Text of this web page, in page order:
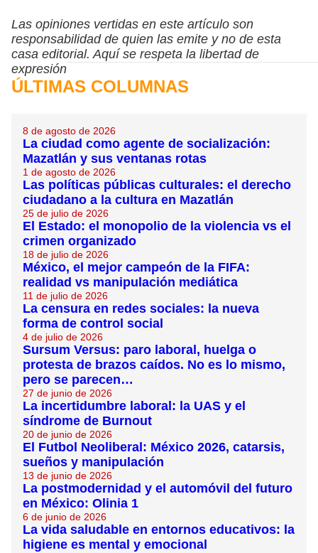
Las opiniones vertidas en este artículo son
responsabilidad de quien las emite y no de esta
casa editorial. Aquí se respeta la libertad de
expresión
ÚLTIMAS COLUMNAS
8 de agosto de 2026
La ciudad como agente de socialización:
Mazatlán y sus ventanas rotas
1 de agosto de 2026
Las políticas públicas culturales: el derecho
ciudadano a la cultura en Mazatlán
25 de julio de 2026
El Estado: el monopolio de la violencia vs el
crimen organizado
18 de julio de 2026
México, el mejor campeón de la FIFA:
realidad vs manipulación mediática
11 de julio de 2026
La censura en redes sociales: la nueva
forma de control social
4 de julio de 2026
Sursum Versus: paro laboral, huelga o
protesta de brazos caídos. No es lo mismo,
pero se parecen…
27 de junio de 2026
La incertidumbre laboral: la UAS y el
síndrome de Burnout
20 de junio de 2026
El Futbol Neoliberal: México 2026, catarsis,
sueños y manipulación
13 de junio de 2026
La postmodernidad y el automóvil del futuro
en México: Olinia 1
6 de junio de 2026
La vida saludable en entornos educativos: la
higiene es mental y emocional